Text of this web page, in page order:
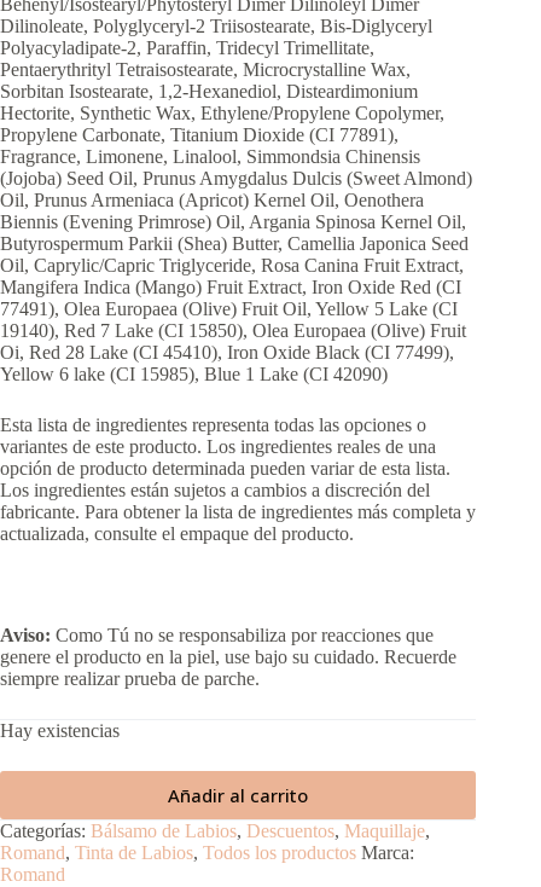
Behenyl/Isostearyl/Phytosteryl Dimer Dilinoleyl Dimer
Dilinoleate, Polyglyceryl-2 Triisostearate, Bis-Diglyceryl
Polyacyladipate-2, Paraffin, Tridecyl Trimellitate,
Pentaerythrityl Tetraisostearate, Microcrystalline Wax,
Sorbitan Isostearate, 1,2-Hexanediol, Disteardimonium
Hectorite, Synthetic Wax, Ethylene/Propylene Copolymer,
Propylene Carbonate, Titanium Dioxide (CI 77891),
Fragrance, Limonene, Linalool, Simmondsia Chinensis
(Jojoba) Seed Oil, Prunus Amygdalus Dulcis (Sweet Almond)
Oil, Prunus Armeniaca (Apricot) Kernel Oil, Oenothera
Biennis (Evening Primrose) Oil, Argania Spinosa Kernel Oil,
Butyrospermum Parkii (Shea) Butter, Camellia Japonica Seed
Oil, Caprylic/Capric Triglyceride, Rosa Canina Fruit Extract,
Mangifera Indica (Mango) Fruit Extract, Iron Oxide Red (CI
77491), Olea Europaea (Olive) Fruit Oil, Yellow 5 Lake (CI
19140), Red 7 Lake (CI 15850), Olea Europaea (Olive) Fruit
Oi, Red 28 Lake (CI 45410), Iron Oxide Black (CI 77499),
Yellow 6 lake (CI 15985), Blue 1 Lake (CI 42090)
Esta lista de ingredientes representa todas las opciones o
variantes de este producto. Los ingredientes reales de una
opción de producto determinada pueden variar de esta lista.
Los ingredientes están sujetos a cambios a discreción del
fabricante. Para obtener la lista de ingredientes más completa y
actualizada, consulte el empaque del producto.
Aviso: Como Tú no se responsabiliza por reacciones que
genere el producto en la piel, use bajo su cuidado. Recuerde
siempre realizar prueba de parche.
Hay existencias
Añadir al carrito
Categorías: Bálsamo de Labios, Descuentos, Maquillaje,
Romand, Tinta de Labios, Todos los productos Marca:
Romand